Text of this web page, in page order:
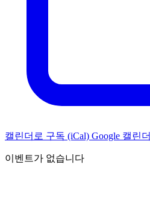
캘린더로 구독 (iCal) Google 캘린더
이벤트가 없습니다